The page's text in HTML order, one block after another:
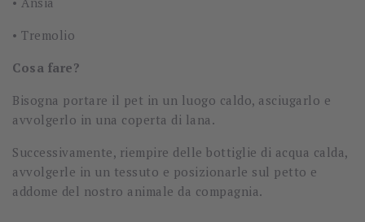
• Tremolio
Cosa fare?
Bisogna portare il pet in un luogo caldo, asciugarlo e
avvolgerlo in una coperta di lana.
Successivamente, riempire delle bottiglie di acqua calda,
avvolgerle in un tessuto e posizionarle sul petto e
addome del nostro animale da compagnia.